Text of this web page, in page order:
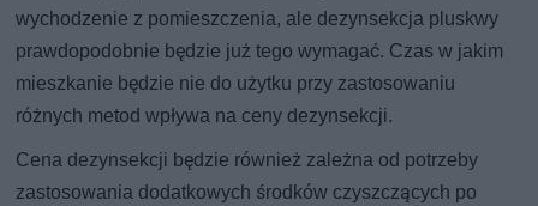
wychodzenie z pomieszczenia, ale dezynsekcja pluskwy
prawdopodobnie będzie już tego wymagać. Czas w jakim
mieszkanie będzie nie do użytku przy zastosowaniu
różnych metod wpływa na ceny dezynsekcji.
Cena dezynsekcji będzie również zależna od potrzeby
zastosowania dodatkowych środków czyszczących po